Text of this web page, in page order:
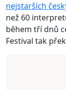
nejstarších
než 60
během tří dnů
Festival tak